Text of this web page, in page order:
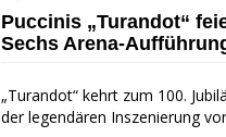
Puccinis „Turandot“
Sechs Arena-
„Turandot“ kehrt zum 100.
der legendären Inszenierung